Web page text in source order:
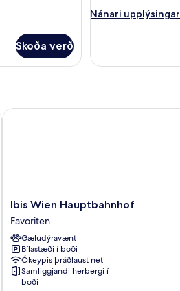
Skoða verð
Nánari upplýsingar
Nánari
Ibis
Wien
Hauptbahnhof
Favoriten
Ibis Wien Hauptbahnhof
Favoriten
Gæludýravænt
Bílastæði í boði
Ókeypis þráðlaust net
Samliggjandi herbergi í
boði
Ibis Wien Hauptbahnhof